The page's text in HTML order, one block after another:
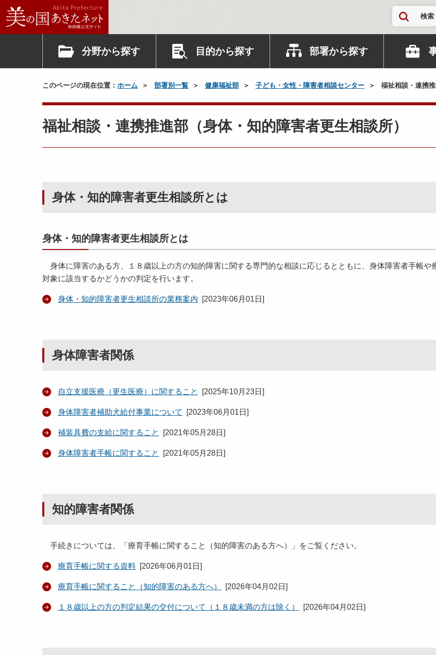
検索
分野から探す 目的から探す 部署から探す
このページの現在位置： ホーム 部署別一覧 健康福祉部 子ども・女性・障害者相談センター 福祉相談・連携
福祉相談・連携推進部（身体・知的障害者更生相談所）
身体・知的障害者更生相談所とは
身体・知的障害者更生相談所とは
身体に障害のある方、１８歳以上の方の知的障害に関する専門的な相談に応じるとともに、身体障害者手帳や
対象に該当するかどうかの判定を行います。
身体・知的障害者更生相談所の業務案内 [2023年06月01日 ]
身体障害者関係
自立支援医療（更生医療）に関すること [2025年10月23日 ]
身体障害者補助犬給付事業について [2023年06月01日 ]
補装具費の支給に関すること [2021年05月28日 ]
身体障害者手帳に関すること [2021年05月28日 ]
知的障害者関係
手続きについては、「療育手帳に関すること（知的障害のある方へ）」をご覧ください。
療育手帳に関する資料 [2026年06月01日 ]
療育手帳に関すること（知的障害のある方へ） [2026年04月02日 ]
１８歳以上の方の判定結果の交付について（１８歳未満の方は除く） [2026年04月02日 ]